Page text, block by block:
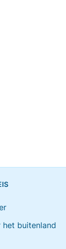
het buitenland